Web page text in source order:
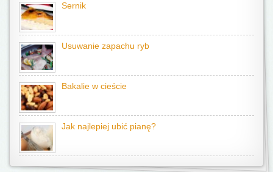
Sernik
Usuwanie zapachu ryb
Bakalie w cieście
Jak najlepiej ubić pianę?